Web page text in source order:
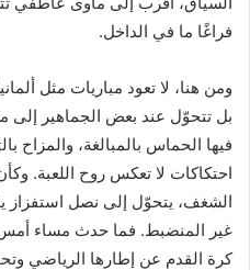
فراغًا ما في الداخل.
ومن هنا، لا تعود مباريات مثل
بل تتحوّل عند بعض الجماهير
فيها الحماس بالمبالغة، والمزاح
احتكاكات لا تعكس روح اللعبة.
الشغف، يتحوّل إلى نصل استفزاز
غير المنضبط. فما حدث مساء
كرة القدم عن إطارها الرياضي